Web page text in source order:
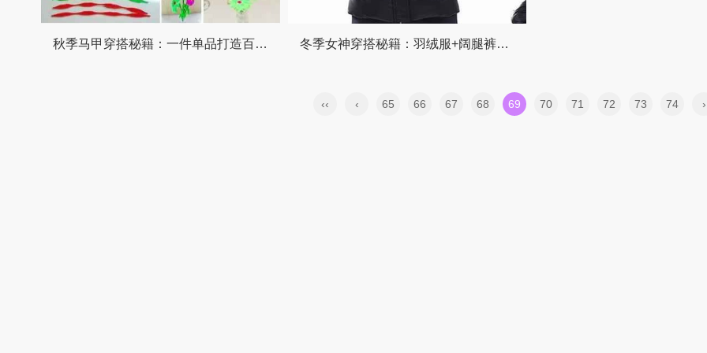
秋季马甲穿搭秘籍：一件单品打造百变造型，时髦又实穿！ 冬季女神穿搭秘籍：羽绒服+阔腿裤，大衣+卫衣，40+女性穿出时髦高级感
‹‹ ‹ 65 66 67 68 69 70 71 72 73 74 ›